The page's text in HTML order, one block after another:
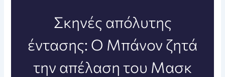
Σκηνές απόλυτης
έντασης: Ο Μπάνον ζητά
την απέλαση του Μασκ